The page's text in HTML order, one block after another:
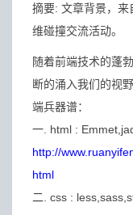
摘要: 文章背景，来
维碰撞交流活动。
随着前端技术的蓬
断的涌入我们的视
端兵器谱：
一. html :
http://
html
二. css :